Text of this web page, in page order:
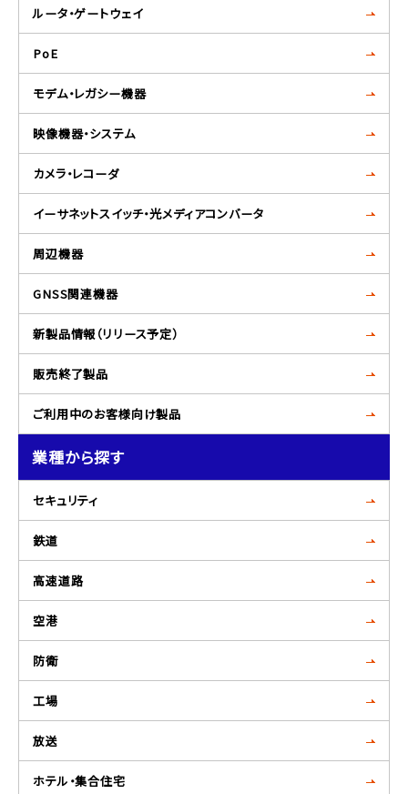
ルータ・ゲートウェイ
PoE
モデム・レガシー機器
映像機器・システム
カメラ・レコーダ
イーサネットスイッチ・光メディアコンバータ
周辺機器
GNSS関連機器
新製品情報（リリース予定）
販売終了製品
ご利用中のお客様向け製品
業種から探す
セキュリティ
鉄道
高速道路
空港
防衛
工場
放送
ホテル・集合住宅